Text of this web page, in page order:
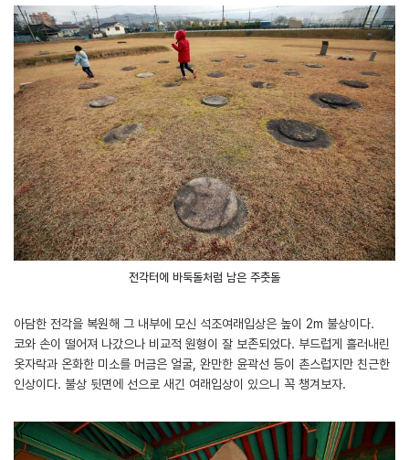
전각터에 바둑돌처럼 남은 주춧돌
아담한 전각을 복원해 그 내부에 모신 석조여래입상은 높이 2m 불상이다.
코와 손이 떨어져 나갔으나 비교적 원형이 잘 보존되었다. 부드럽게 흘러내린
옷자락과 온화한 미소를 머금은 얼굴, 완만한 윤곽선 등이 촌스럽지만 친근한
인상이다. 불상 뒷면에 선으로 새긴 여래입상이 있으니 꼭 챙겨보자.